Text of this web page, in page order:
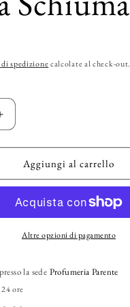
g
a
a
di spedizionecalcolate al check-out.
Aumenta
ORTIGIA
Bagno
Doccia
Aggiungi al carrello
Altre opzioni di pagamento
la sede Profumeria Parente
ore